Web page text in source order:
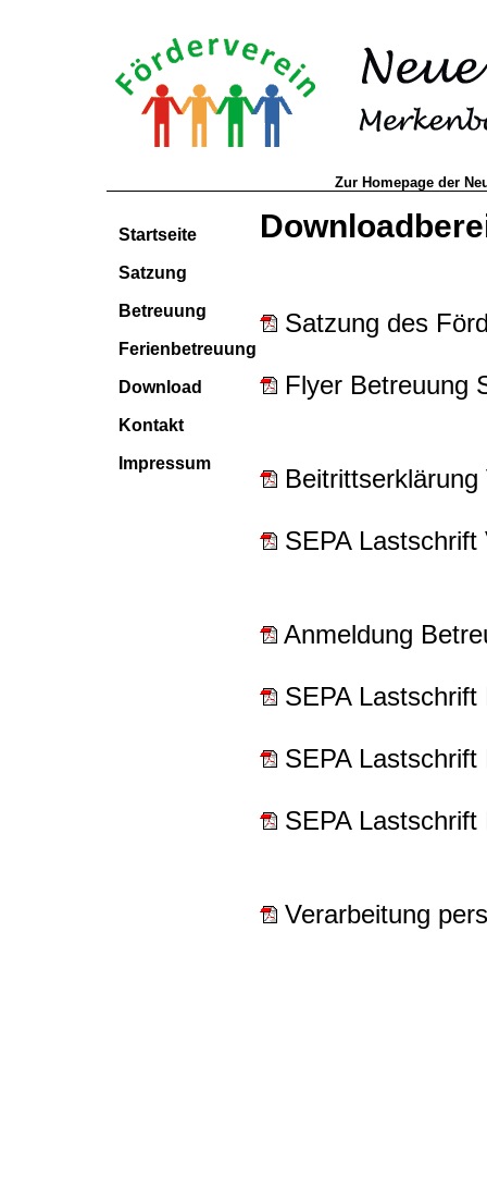
Zur Homepage der
Startseite
Satzung
Betreuung
Ferienbetreuung
Download
Kontakt
Impressum
Satzung des
Flyer Betreuung
Beitrittserklärung
SEPA Lastschrift
Anmeldung
SEPA
SEPA
SEPA
Verarbeitung